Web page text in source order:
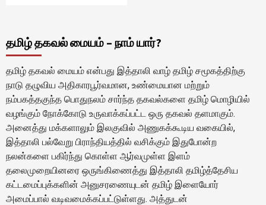
தமிழ் தகவல் மையம் – நாம் யார்?
தமிழ் தகவல் மையம் என்பது இத்தாலி வாழ் தமிழ் சமூகத்திற்கு
நாடு தழுவிய அதிகாரபூர்வமான, உண்மையான மற்றும்
நம்பகத்தகுந்த பொதுநலம் சார்ந்த தகவல்களை தமிழ் மொழியில்
வழங்கும் நோக்கோடு உருவாக்கப்பட்ட ஒரு தகவல் தளமாகும்.
அனைத்து மக்களாலும் இலகுவில் அணுகக்கூடிய வகையில்,
இத்தாலி பல்வேறு பிராந்தியத்தில் வசிக்கும் இதுபோன்ற
நலன்களை பகிர்ந்து கொள்ள ஆர்வமுள்ள இளம்
தலைமுறையினரை ஒருங்கிணைத்து இத்தாலி தமிழ்த்தேசிய
கட்டமைப்புக்களின் அனுசரணையுடன் தமிழ் இளையோர்
அமைப்பால் வடிவமைக்கப்பட்டுள்ளது. அத்துடன்